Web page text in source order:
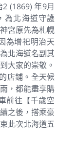
(1869) 年9月
為北海道守護
宮原先為札幌
為增祀明治天
北海道名副其
大家的崇敬。
店鋪。全天候
，都能盡享購
前往【千歲空
之後，搭乘豪
此次北海道五